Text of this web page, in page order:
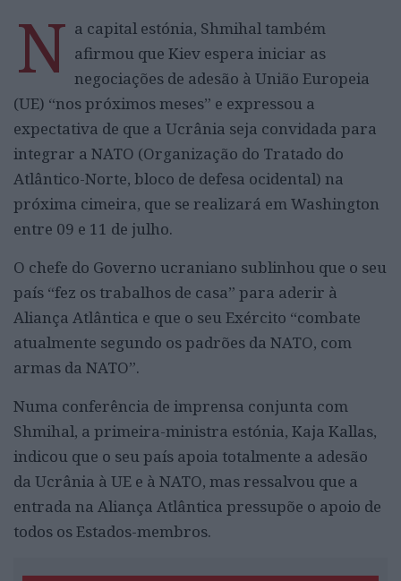
N a capital estónia, Shmihal também
afirmou que Kiev espera iniciar as
negociações de adesão à União Europeia
(UE) “nos próximos meses” e expressou a
expectativa de que a Ucrânia seja convidada para
integrar a NATO (Organização do Tratado do
Atlântico-Norte, bloco de defesa ocidental) na
próxima cimeira, que se realizará em Washington
entre 09 e 11 de julho.
O chefe do Governo ucraniano sublinhou que o seu
país “fez os trabalhos de casa” para aderir à
Aliança Atlântica e que o seu Exército “combate
atualmente segundo os padrões da NATO, com
armas da NATO”.
Numa conferência de imprensa conjunta com
Shmihal, a primeira-ministra estónia, Kaja Kallas,
indicou que o seu país apoia totalmente a adesão
da Ucrânia à UE e à NATO, mas ressalvou que a
entrada na Aliança Atlântica pressupõe o apoio de
todos os Estados-membros.